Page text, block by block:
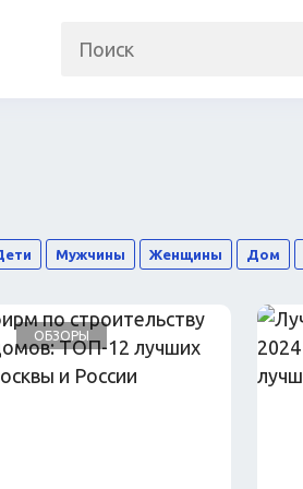
Фото и видеокамеры
Планшеты
Мужчины Женщины Дом
ОБЗОРЫ